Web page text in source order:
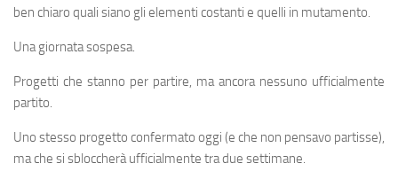
ben chiaro quali siano gli elementi costanti e quelli in mutamento.
Una giornata sospesa.
Progetti che stanno per partire, ma ancora nessuno ufficialmente
partito.
Uno stesso progetto confermato oggi (e che non pensavo partisse),
ma che si sbloccherà ufficialmente tra due settimane.